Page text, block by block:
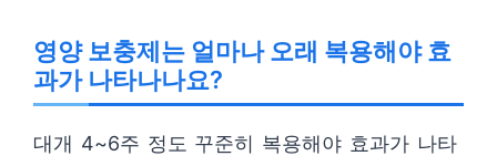
영양 보충제는 얼마나 오래 복용해야 효
과가 나타나나요?
대개 4~6주 정도 꾸준히 복용해야 효과가 나타